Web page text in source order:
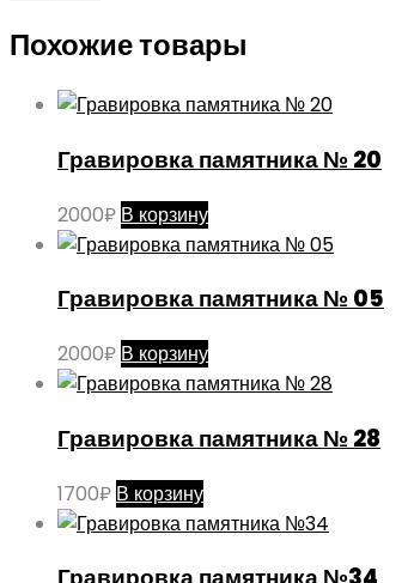
Похожие товары
Гравировка памятника № 20
2000₽ В корзину
Гравировка памятника № 05
2000₽ В корзину
Гравировка памятника № 28
1700₽ В корзину